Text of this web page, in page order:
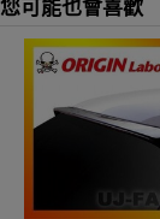
您可能也會喜歡